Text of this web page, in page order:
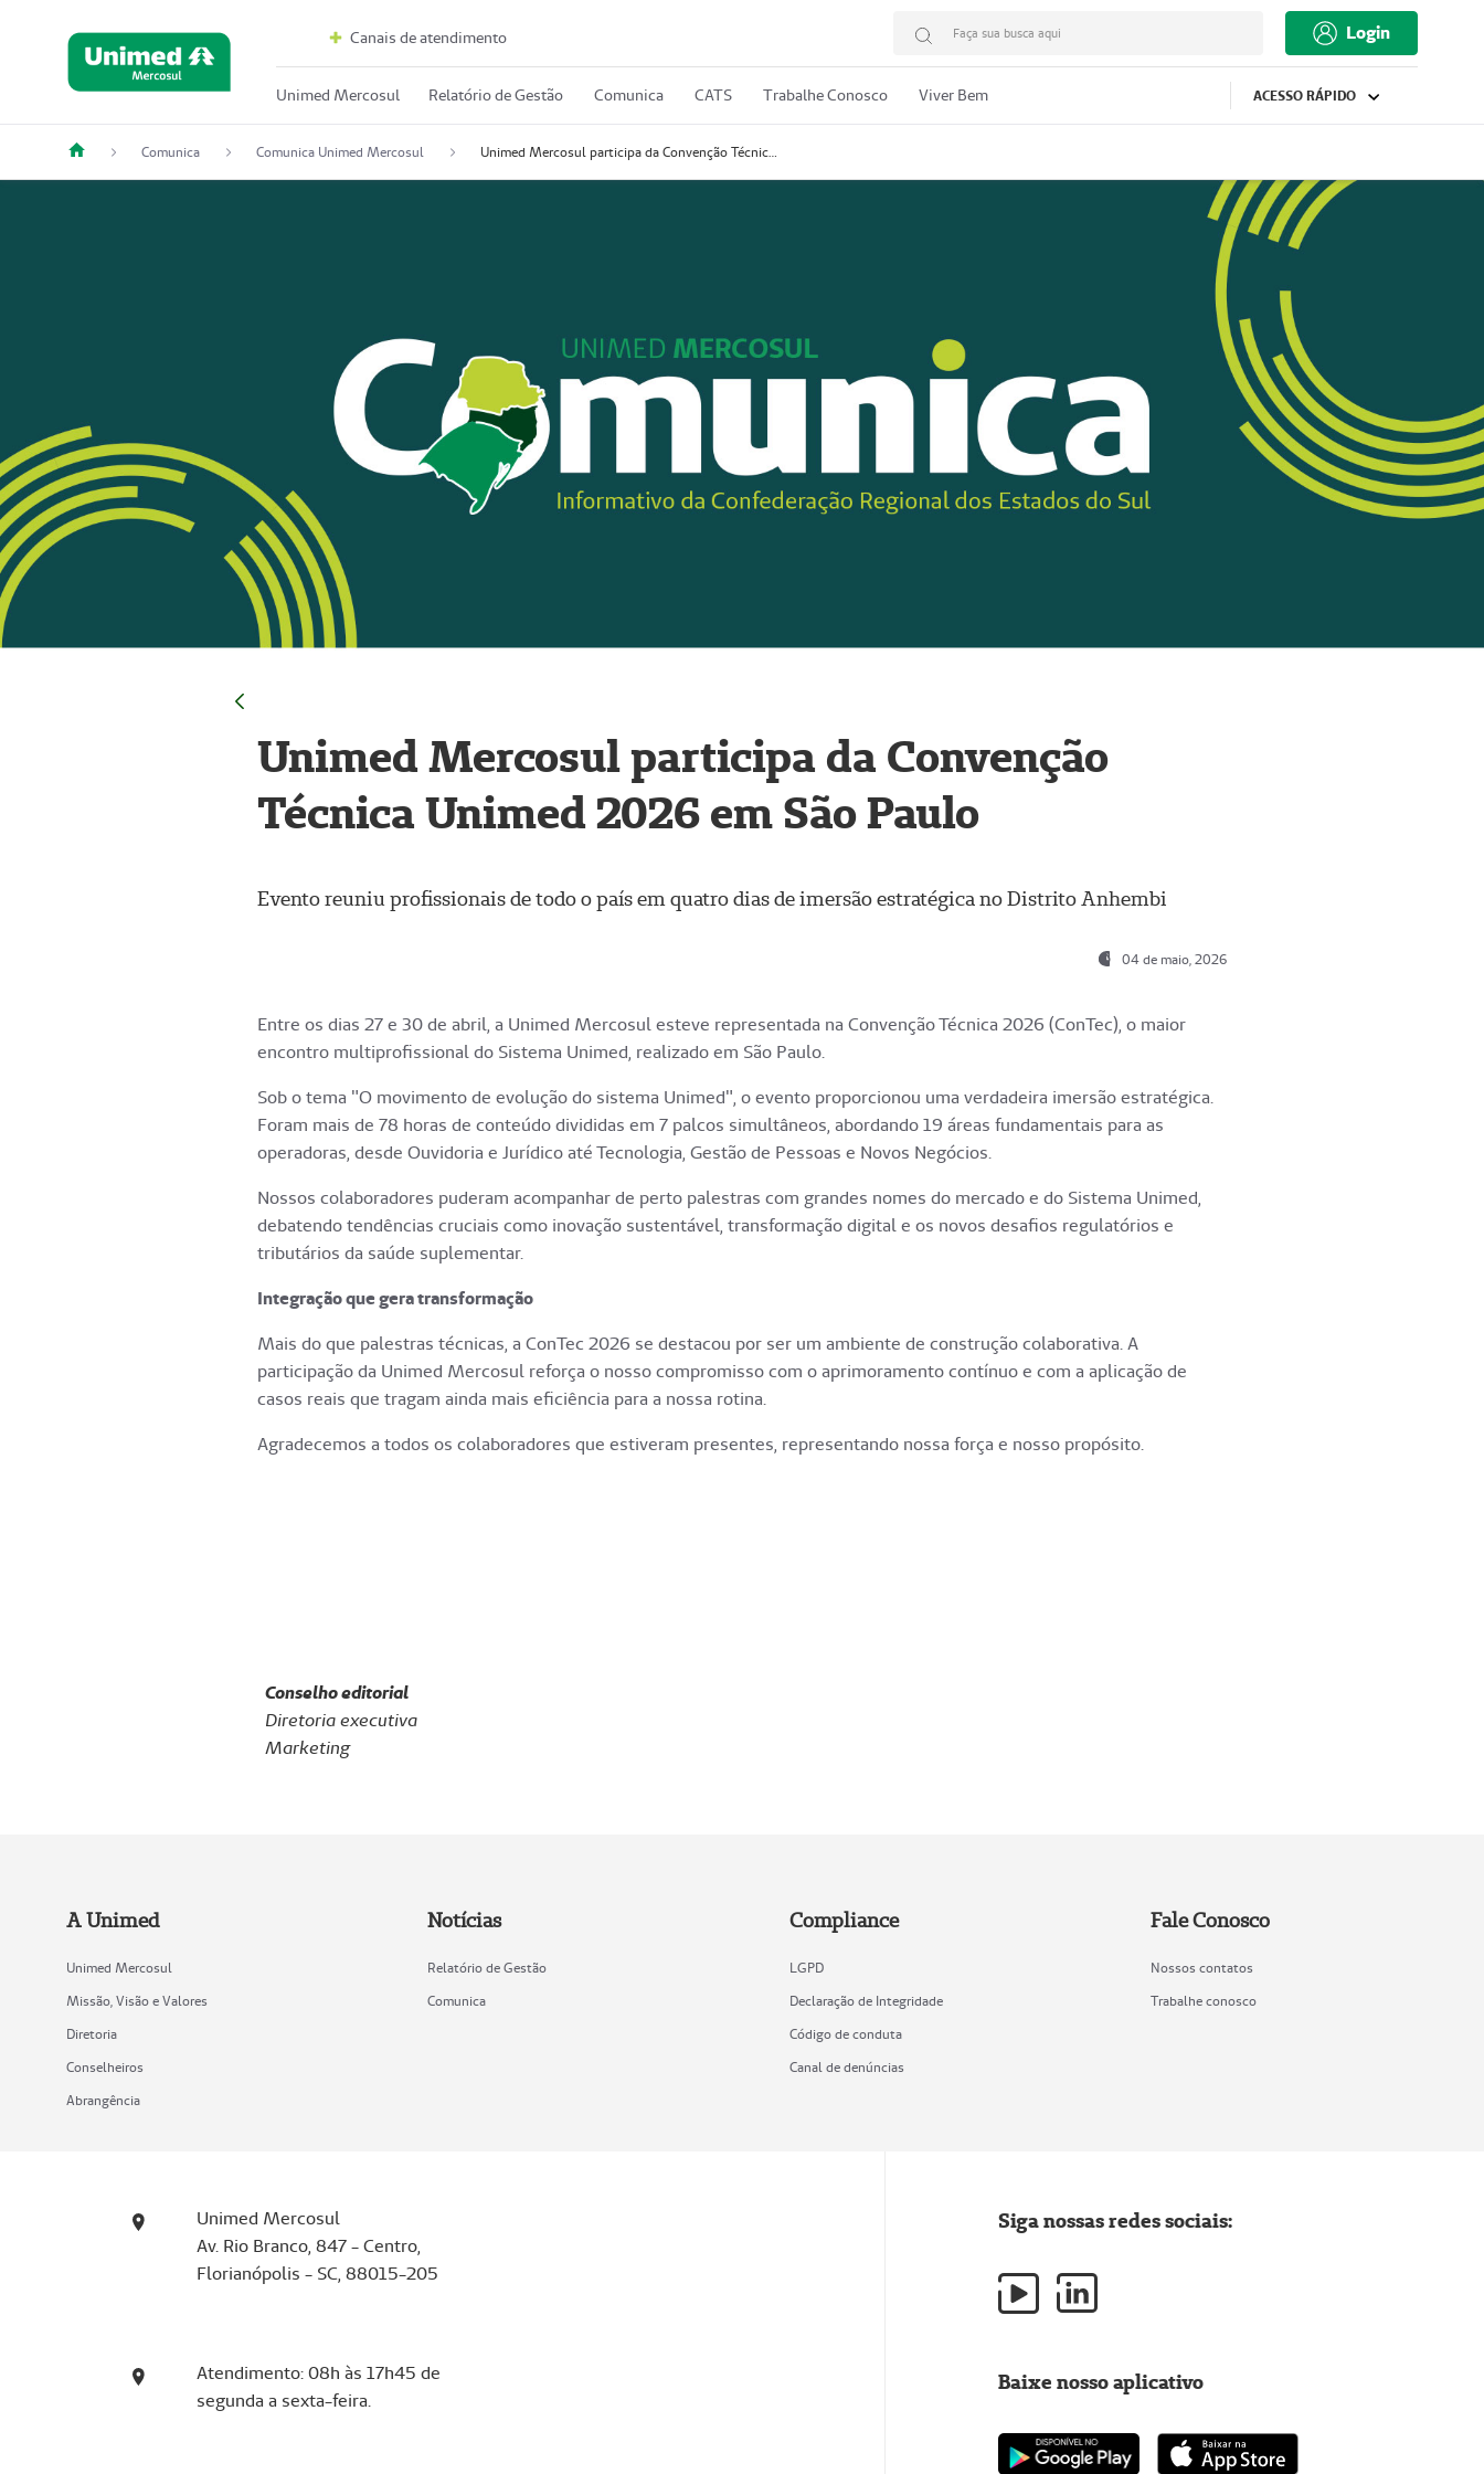
Canais de atendimento Faça sua busca aqui Login
Unimed Mercosul Relatório de Gestão Comunica CATS Trabalhe Conosco Viver Bem ACESSO RÁPIDO
Comunica Comunica Unimed Mercosul Unimed Mercosul participa da Convenção Técnica Unimed 2026 em São Paulo
Unimed Mercosul participa da Convenção
Técnica Unimed 2026 em São Paulo
Evento reuniu profissionais de todo o país em quatro dias de imersão estratégica no Distrito Anhembi
04 de maio, 2026
Entre os dias 27 e 30 de abril, a Unimed Mercosul esteve representada na Convenção Técnica 2026 (ConTec), o maior
encontro multiprofissional do Sistema Unimed, realizado em São Paulo.
Sob o tema "O movimento de evolução do sistema Unimed", o evento proporcionou uma verdadeira imersão estratégica.
Foram mais de 78 horas de conteúdo divididas em 7 palcos simultâneos, abordando 19 áreas fundamentais para as
operadoras, desde Ouvidoria e Jurídico até Tecnologia, Gestão de Pessoas e Novos Negócios.
Nossos colaboradores puderam acompanhar de perto palestras com grandes nomes do mercado e do Sistema Unimed,
debatendo tendências cruciais como inovação sustentável, transformação digital e os novos desafios regulatórios e
tributários da saúde suplementar.
Integração que gera transformação
Mais do que palestras técnicas, a ConTec 2026 se destacou por ser um ambiente de construção colaborativa. A
participação da Unimed Mercosul reforça o nosso compromisso com o aprimoramento contínuo e com a aplicação de
casos reais que tragam ainda mais eficiência para a nossa rotina.
Agradecemos a todos os colaboradores que estiveram presentes, representando nossa força e nosso propósito.
Conselho editorial
Diretoria executiva
Marketing
A Unimed
Unimed Mercosul
Missão, Visão e Valores
Diretoria
Conselheiros
Abrangência
Notícias
Relatório de Gestão
Comunica
Compliance
LGPD
Declaração de Integridade
Código de conduta
Canal de denúncias
Fale Conosco
Nossos contatos
Trabalhe conosco
Unimed Mercosul
Av. Rio Branco, 847 - Centro,
Florianópolis - SC, 88015-205
Atendimento: 08h às 17h45 de
segunda a sexta-feira.
Siga nossas redes sociais:
Baixe nosso aplicativo